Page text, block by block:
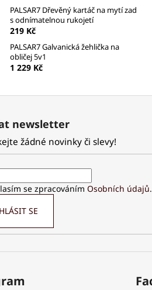
PALSAR7 Dřevěný kartáč na mytí zad
s odnímatelnou rukojetí
219 Kč
PALSAR7 Galvanická žehlička na
obličej 5v1
1 229 Kč
newsletter
žádné novinky či slevy!
se zpracováním Osobních údajů.
SE